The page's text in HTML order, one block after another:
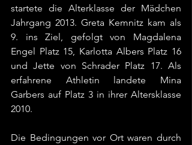
startete die Alterklasse der Mädchen
Jahrgang 2013. Greta Kemnitz kam als
9. ins Ziel, gefolgt von Magdalena
Engel Platz 15, Karlotta Albers Platz 16
und Jette von Schrader Platz 17. Als
erfahrene Athletin landete Mina
Garbers auf Platz 3 in ihrer Altersklasse
2010.
Die Bedingungen vor Ort waren durch